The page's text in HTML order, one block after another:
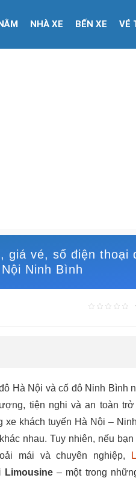
NHÀ XE BẾN XE VÉ
giá vé, số điện thoại
Ninh Bình
Hà Nội và cố đô Ninh Bình
tiện nghi và an toàn
khách tuyến Hà Nội –
nhau. Tuy nhiên, nếu bạn
mái và chuyên nghiệp,
Limousine– một trong